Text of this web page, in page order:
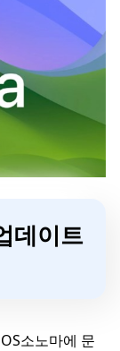
데이트
소노마에 문